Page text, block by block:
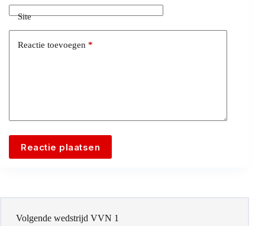
Site
Reactie toevoegen *
Reactie plaatsen
Volgende wedstrijd VVN 1